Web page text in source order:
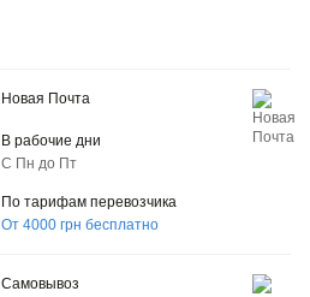
Новая Почта
В рабочие дни
С Пн до Пт
По тарифам перевозчика
От 4000 грн бесплатно
Самовывоз